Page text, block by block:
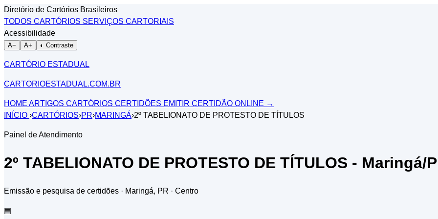
Diretório de Cartórios Brasileiros
TODOS CARTÓRIOS SERVIÇOS CARTORIAIS
Acessibilidade
A− A+ ◐ Contraste
CARTÓRIO ESTADUAL
CARTORIOESTADUAL.COM.BR
HOME ARTIGOS CARTÓRIOS CERTIDÕES EMITIR CERTIDÃO ONLINE →
INÍCIO ›CARTÓRIOS›PR›MARINGÁ›2º TABELIONATO DE PROTESTO DE TÍTULOS
Painel de Atendimento
2º TABELIONATO DE PROTESTO DE TÍTULOS - Maringá/
Emissão e pesquisa de certidões · Maringá, PR · Centro
▤